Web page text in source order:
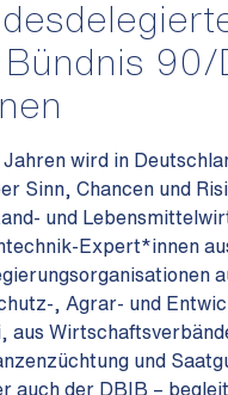
Bündnis 90/
wird in
Sinn, Chancen und
und
Expert*innen
, Agrar- und
aus
und
auch der DBIB –